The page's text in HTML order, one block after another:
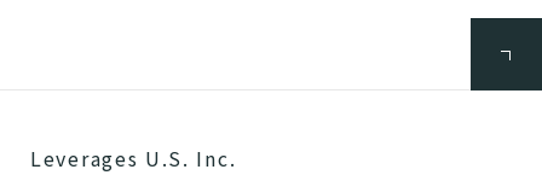
Leverages U.S. Inc.